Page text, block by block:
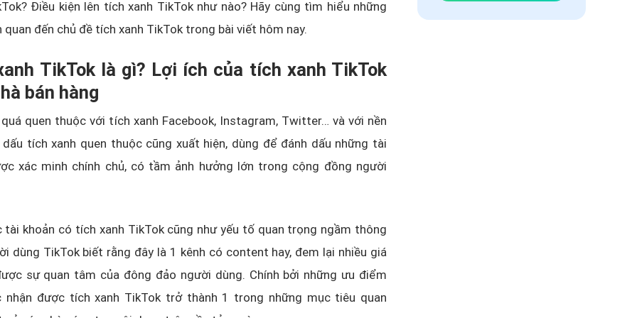
Điều kiện lên tích xanh TikTok như nào? Hãy cùng tìm hiểu những
đến chủ đề tích xanh TikTok trong bài viết hôm nay.
TikTok là gì? Lợi ích của tích xanh TikTok
bán hàng
quen thuộc với tích xanh Facebook, Instagram, Twitter… và với nền
tích xanh quen thuộc cũng xuất hiện, dùng để đánh dấu những tài
xác minh chính chủ, có tầm ảnh hưởng lớn trong cộng đồng người
tài khoản có tích xanh TikTok cũng như yếu tố quan trọng ngầm thông
dùng TikTok biết rằng đây là 1 kênh có content hay, đem lại nhiều giá
sự quan tâm của đông đảo người dùng. Chính bởi những ưu điểm
nhận được tích xanh TikTok trở thành 1 trong những mục tiêu quan